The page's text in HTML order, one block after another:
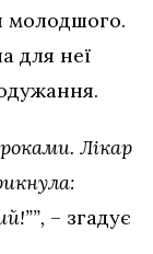
молодшого.
для неї
Лікар
– згадує